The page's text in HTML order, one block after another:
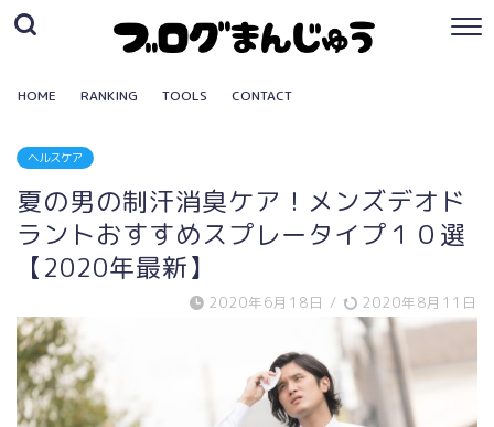
HOME RANKING TOOLS CONTACT
ヘルスケア
夏の男の制汗消臭ケア！メンズデオド
ラントおすすめスプレータイプ１０選
【2020年最新】
2020年6月18日 / 2020年8月11日